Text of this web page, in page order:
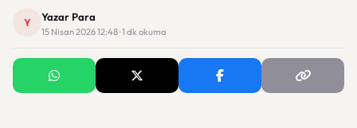
Y Yazar Para
15 Nisan 2026 12:48 · 1 dk okuma